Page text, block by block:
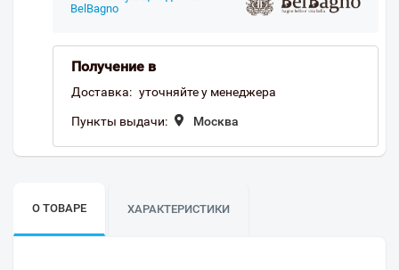
BelBagno
Получение в
Доставка: уточняйте у менеджера
Пункты выдачи: Москва
О ТОВАРЕ ХАРАКТЕРИСТИКИ